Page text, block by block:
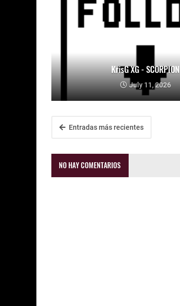
KrisG XG - SCORPION
July 11, 2026
Entradas más recientes
NO HAY COMENTARIOS